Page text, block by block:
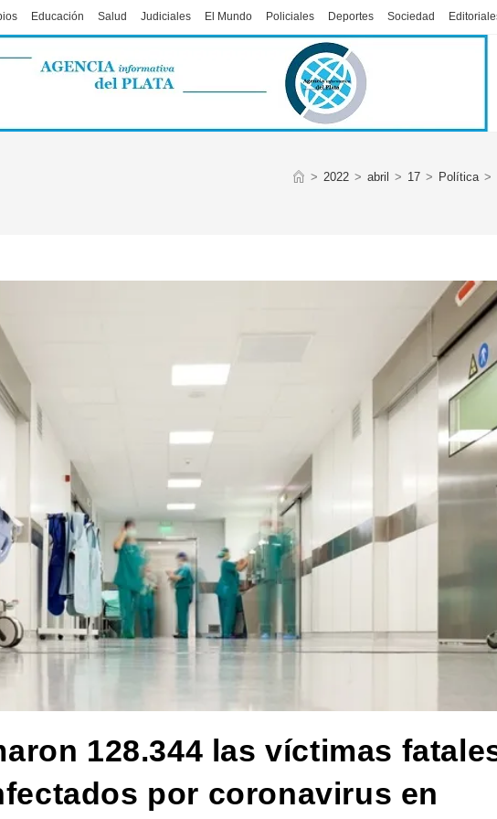
Educación Salud Judiciales El Mundo Policiales Deportes Sociedad
> 2022 > abril > 17 > Política >
128.344 las víctimas
por coronavirus en